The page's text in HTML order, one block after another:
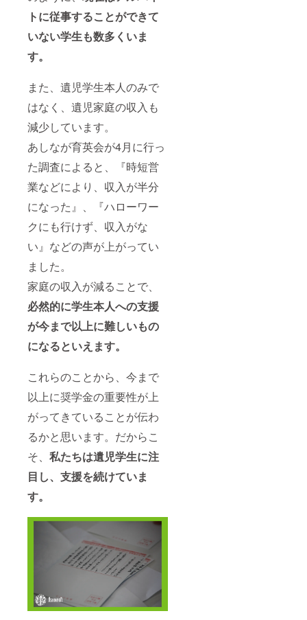
トに従事することができて
いない学生も数多くいま
す。
また、遺児学生本人のみで
はなく、遺児家庭の収入も
減少しています。
あしなが育英会が4月に行っ
た調査によると、『時短営
業などにより、収入が半分
になった』、『ハローワー
クにも行けず、収入がな
い』などの声が上がってい
ました。
家庭の収入が減ることで、
必然的に学生本人への支援
が今まで以上に難しいもの
になるといえます。
これらのことから、今まで
以上に奨学金の重要性が上
がってきていることが伝わ
るかと思います。だからこ
そ、 私たちは遺児学生に注
目し、支援を続けていま
す。